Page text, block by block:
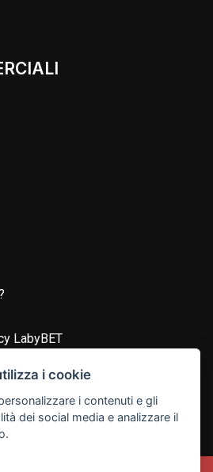
LabyBET
i cookie
i contenuti e gli
dei social media e analizzare il